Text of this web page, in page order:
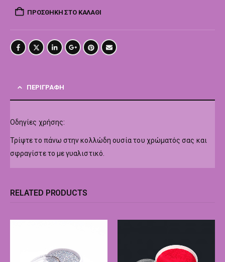
ΠΡΟΣΘΉΚΗ ΣΤΟ ΚΑΛΆΘΙ
ΠΕΡΙΓΡΑΦΉ
Οδηγίες χρήσης:
Τρίψτε το πάνω στην κολλώδη ουσία του χρώματός σας και
σφραγίστε το με γυαλιστικό.
RELATED PRODUCTS